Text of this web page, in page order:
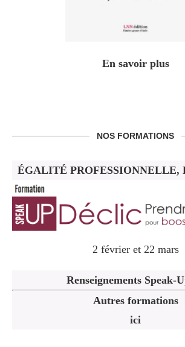
En savoir plus
NOS FORMATIONS
ÉGALITÉ PROFESSIONNELLE,
2 février et 22 mars
Renseignements Speak-
Autres formations
ici